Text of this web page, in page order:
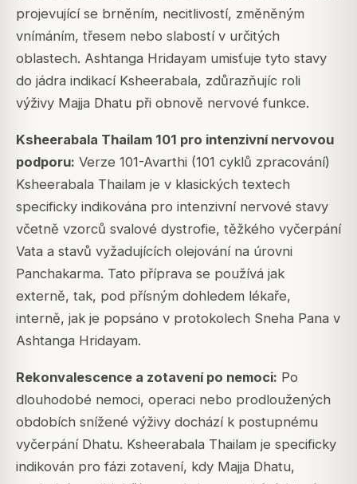
projevující se brněním, necitlivostí, změněným
vnímáním, třesem nebo slabostí v určitých
oblastech. Ashtanga Hridayam umisťuje tyto stavy
do jádra indikací Ksheerabala, zdůrazňujíc roli
výživy Majja Dhatu při obnově nervové funkce.
Ksheerabala Thailam 101 pro intenzivní nervovou
podporu: Verze 101-Avarthi (101 cyklů zpracování)
Ksheerabala Thailam je v klasických textech
specificky indikována pro intenzivní nervové stavy
včetně vzorců svalové dystrofie, těžkého vyčerpání
Vata a stavů vyžadujících olejování na úrovni
Panchakarma. Tato příprava se používá jak
externě, tak, pod přísným dohledem lékaře,
interně, jak je popsáno v protokolech Sneha Pana v
Ashtanga Hridayam.
Rekonvalescence a zotavení po nemoci: Po
dlouhodobé nemoci, operaci nebo prodloužených
obdobích snížené výživy dochází k postupnému
vyčerpání Dhatu. Ksheerabala Thailam je specificky
indikován pro fázi zotavení, kdy Majja Dhatu,